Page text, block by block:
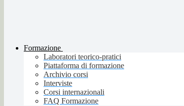
Formazione
Laboratori teorico-pratici
Piattaforma di formazione
Archivio corsi
Interviste
Corsi internazionali
FAQ Formazione